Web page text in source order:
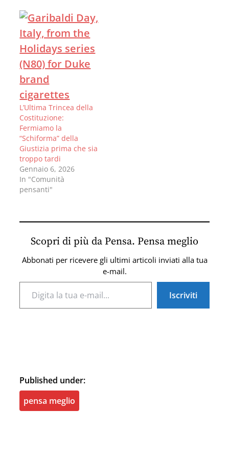
L’Ultima Trincea della
Costituzione:
Fermiamo la
“Schiforma” della
Giustizia prima che sia
troppo tardi
Gennaio 6, 2026
In "Comunità
pensanti"
Scopri di più da Pensa. Pensa meglio
Abbonati per ricevere gli ultimi articoli inviati alla tua
e-mail.
Digita la tua e-mail...
Iscriviti
Published under:
pensa meglio